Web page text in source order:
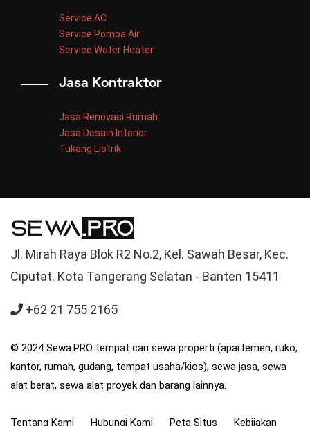
Service AC
Service Pompa Air
Service Water Heater
Jasa Kontraktor
Jasa Renovasi Rumah
Jasa Desain Interior
Tukang Listrik
Jl. Mirah Raya Blok R2 No.2, Kel. Sawah Besar, Kec.
Ciputat. Kota Tangerang Selatan - Banten 15411
+62 21 755 2165
© 2024 Sewa.PRO tempat cari sewa properti (apartemen, ruko,
kantor, rumah, gudang, tempat usaha/kios), sewa jasa, sewa
alat berat, sewa alat proyek dan barang lainnya.
Tentang Kami Hubungi Kami Peta Situs Kebijakan